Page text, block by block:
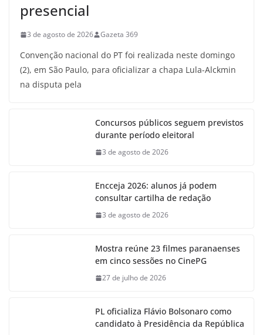
presencial
3 de agosto de 2026 Gazeta 369
Convenção nacional do PT foi realizada neste domingo
(2), em São Paulo, para oficializar a chapa Lula-Alckmin
na disputa pela
Concursos públicos seguem previstos
durante período eleitoral
3 de agosto de 2026
Encceja 2026: alunos já podem
consultar cartilha de redação
3 de agosto de 2026
Mostra reúne 23 filmes paranaenses
em cinco sessões no CinePG
27 de julho de 2026
PL oficializa Flávio Bolsonaro como
candidato à Presidência da República